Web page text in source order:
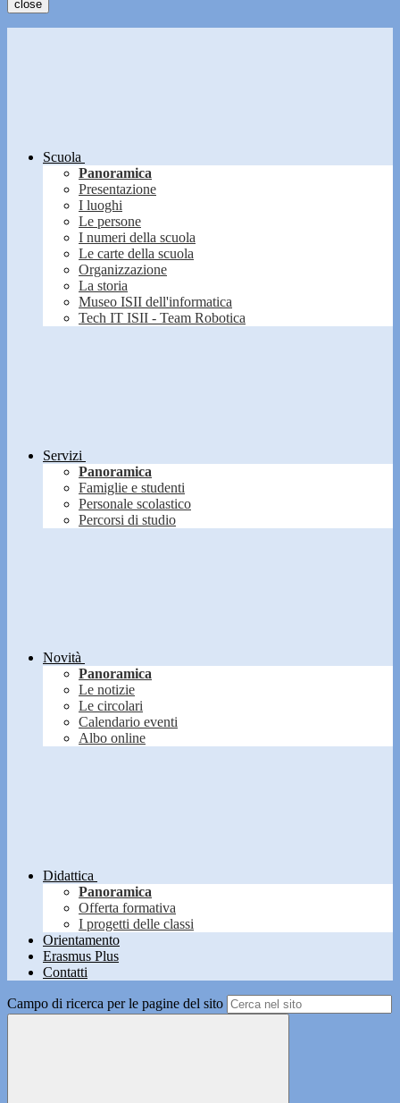
close
Scuola
Panoramica
Presentazione
I luoghi
Le persone
I numeri della scuola
Le carte della scuola
Organizzazione
La storia
Museo ISII dell'informatica
Tech IT ISII - Team Robotica
Servizi
Panoramica
Famiglie e studenti
Personale scolastico
Percorsi di studio
Novità
Panoramica
Le notizie
Le circolari
Calendario eventi
Albo online
Didattica
Panoramica
Offerta formativa
I progetti delle classi
Orientamento
Erasmus Plus
Contatti
Campo di ricerca per le pagine del sito